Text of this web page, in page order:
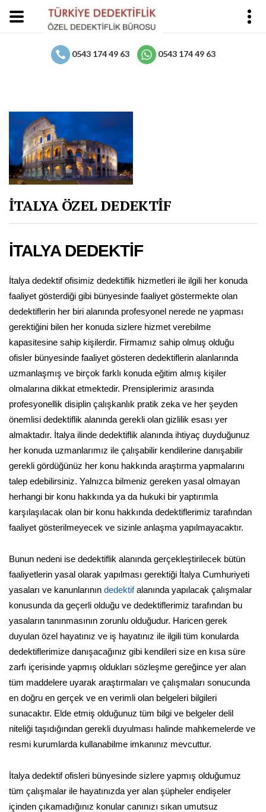
0543 174 49 63 0543 174 49 63
İTALYA ÖZEL DEDEKTİF
İTALYA DEDEKTİF
İtalya dedektif ofisimiz dedektiflik hizmetleri ile ilgili her konuda
faaliyet gösterdiği gibi bünyesinde faaliyet göstermekte olan
dedektiflerin her biri alanında profesyonel nerede ne yapması
gerektiğini bilen her konuda sizlere hizmet verebilme
kapasitesine sahip kişilerdir. Firmamız sahip olmuş olduğu
ofisler bünyesinde faaliyet gösteren dedektiflerin alanlarında
uzmanlaşmış ve birçok farklı konuda eğitim almış kişiler
olmalarına dikkat etmektedir. Prensiplerimiz arasında
profesyonellik disiplin çalışkanlık pratik zeka ve her şeyden
önemlisi dedektiflik alanında gerekli olan gizlilik esası yer
almaktadır. İtalya ilinde dedektiflik alanında ihtiyaç duyduğunuz
her konuda uzmanlarımız ile çalışabilir kendilerine danışabilir
gerekli gördüğünüz her konu hakkında araştırma yapmalarını
talep edebilirsiniz. Yalnızca bilmeniz gereken yasal olmayan
herhangi bir konu hakkında ya da hukuki bir yaptırımla
karşılaşılacak olan bir konu hakkında dedektiflerimiz tarafından
faaliyet gösterilmeyecek ve sizinle anlaşma yapılmayacaktır.
Bunun nedeni ise dedektiflik alanında gerçekleştirilecek bütün
faaliyetlerin yasal olarak yapılması gerektiği İtalya Cumhuriyeti
yasaları ve kanunlarının dedektifalanında yapılacak çalışmalar
konusunda da geçerli olduğu ve dedektiflerimiz tarafından bu
yasaların tanınmasının zorunlu olduğudur. Haricen gerek
duyulan özel hayatınız ve iş hayatınız ile ilgili tüm konularda
dedektiflerimize danışacağınız gibi kendileri size en kısa süre
zarfı içerisinde yapmış oldukları sözleşme gereğince yer alan
tüm maddelere uyarak araştırmaları ve çalışmaları sonucunda
en doğru en gerçek ve en verimli olan belgeleri bilgileri
sunacaktır. Elde etmiş olduğunuz tüm bilgi ve belgeler delil
niteliği taşıdığından gerekli duyulması halinde mahkemelerde ve
resmi kurumlarda kullanabilme imkanınız mevcuttur.
İtalya dedektif ofisleri bünyesinde sizlere yapmış olduğumuz
tüm çalışmalar ile hayatınızda yer alan şüpheler endişeler
içinden çıkamadığınız konular canınızı sıkan umutsuz